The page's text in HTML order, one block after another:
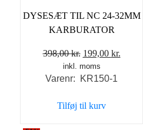
DYSESÆT TIL NC 24-32MM
KARBURATOR
398,00kr. Den
oprindelige
pris
398,00 kr..
199,00 kr.
inkl. moms
Varenr: KR150-1
Tilføj til kurv